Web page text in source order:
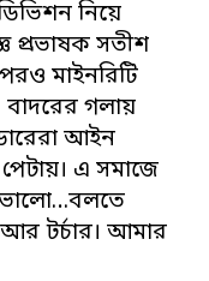
নিয়ে
প্রভাষক সতীশ
মাইনরিটি
গলায়
আইন
এ সমাজে
ভালো…বলতে
আর টর্চার। আমার